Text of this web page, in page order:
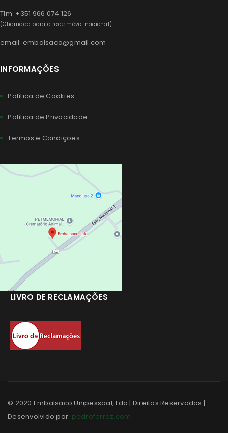
Tlm: +351 966 074 126
(Chamada para a rede móvel nacional)
email: embalsaco@gmail.com
INFORMAÇÕES
Política de Cookies
Política de Privacidade
Termos e Condições
LIVRO DE RECLAMAÇÕES
© 2020 Embalsaco Unipessoal, Lda | Direitos Reservados |
Desenvolvido por: pedroferraz.com